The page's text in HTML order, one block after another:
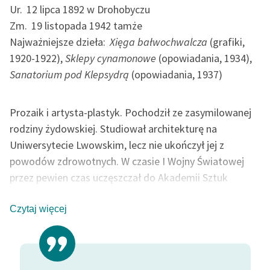
Deklaracja dostępności
Ur. 12 lipca 1892 w Drohobyczu
Zm. 19 listopada 1942 tamże
Najważniejsze dzieła: Xięga bałwochwalcza (grafiki,
1920-1922),Sklepy cynamonowe (opowiadania, 1934),
Sanatorium pod Klepsydrą (opowiadania, 1937)
Prozaik i artysta-plastyk. Pochodził ze zasymilowanej
rodziny żydowskiej. Studiował architekturę na
Uniwersytecie Lwowskim, lecz nie ukończył jej z
powodów zdrowotnych. W czasie I Wojny Światowej
przez pewien czas uczęszczał do Akademii Sztuk
Drohobyczu jako nauczyciel.
Schulz debiutował dzięki zainteresowaniu, jakie wobec
jego prozy i osoby żywiła Zofia Nałkowska. W ogóle
jego proza fascynowała innych pisarzy, takich jak
Czytaj więcej